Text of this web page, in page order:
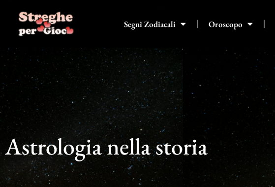
contenuto
Segni Zodiacali Oroscopo
Astrologia nella storia